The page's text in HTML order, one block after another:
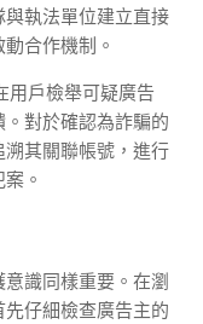
執法單位建立直接
合作機制。
用戶檢舉可疑廣告
對於確認為詐騙的
其關聯帳號，進行
。
識同樣重要。在瀏
仔細檢查廣告主的